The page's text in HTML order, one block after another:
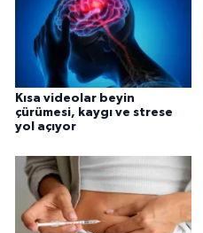
Kısa videolar beyin
çürümesi, kaygı ve strese
yol açıyor